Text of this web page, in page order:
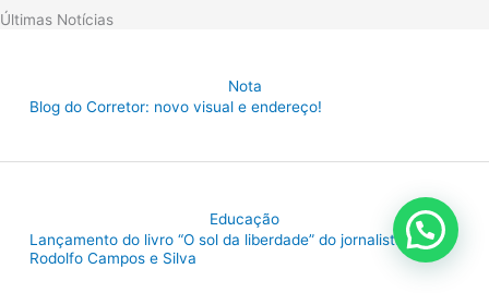
Últimas Notícias
Nota
Blog do Corretor: novo visual e endereço!
Educação
Lançamento do livro “O sol da liberdade” do jornalista
Rodolfo Campos e Silva